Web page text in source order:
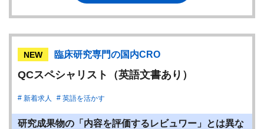
NEW 臨床研究専門の国内CRO
QCスペシャリスト（英語文書あり）
新着求人 英語を活かす
研究成果物の「内容を評価するレビュワー」とは異な